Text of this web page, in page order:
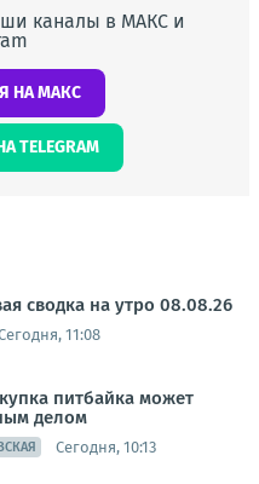
каналы в МАКС и
НА МАКС
TELEGRAM
сводка на утро 08.08.26
11:08
питбайка может
делом
Сегодня, 10:13